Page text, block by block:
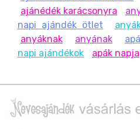
ajánédék karácsonyra
napi ajándék ötlet
anyáknak
anyának
napi ajándékok
apák napja